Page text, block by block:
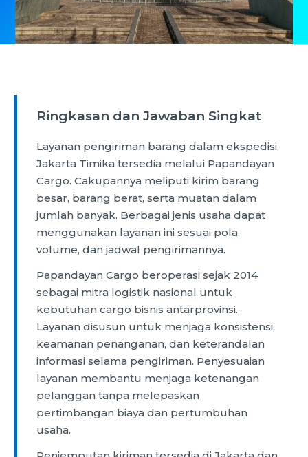
Ringkasan dan Jawaban Singkat
Layanan pengiriman barang dalam ekspedisi
Jakarta Timika tersedia melalui Papandayan
Cargo. Cakupannya meliputi kirim barang
besar, barang berat, serta muatan dalam
jumlah banyak. Berbagai jenis usaha dapat
menggunakan layanan ini sesuai pola,
volume, dan jadwal pengirimannya.
Papandayan Cargo beroperasi sejak 2014
sebagai mitra logistik nasional untuk
kebutuhan cargo bisnis antarprovinsi.
Layanan disusun untuk menjaga konsistensi,
keamanan penanganan, dan keterandalan
informasi selama pengiriman. Penyesuaian
layanan membantu menjaga ketenangan
pelanggan tanpa melepaskan
pertimbangan biaya dan pertumbuhan
usaha.